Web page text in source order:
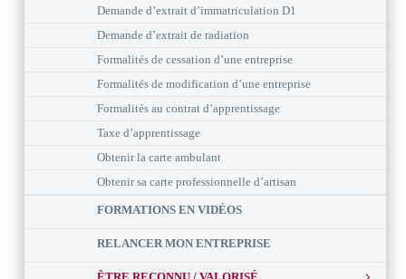
Demande d’extrait d’immatriculation D1
Demande d’extrait de radiation
Formalités de cessation d’une entreprise
Formalités de modification d’une entreprise
Formalités au contrat d’apprentissage
Taxe d’apprentissage
Obtenir la carte ambulant
Obtenir sa carte professionnelle d’artisan
FORMATIONS EN VIDÉOS
RELANCER MON ENTREPRISE